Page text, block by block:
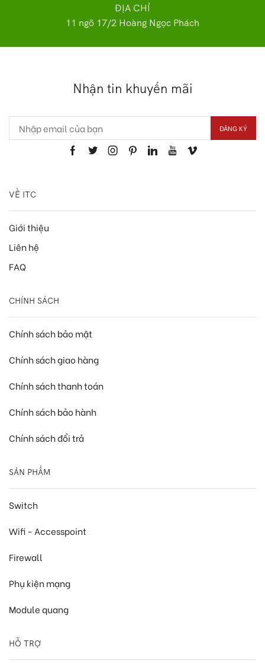
ĐỊA CHỈ
11 ngõ 17/2 Hoàng Ngọc Phách
Nhận tin khuyến mãi
VỀ ITC
Giới thiệu
Liên hệ
FAQ
CHÍNH SÁCH
Chính sách bảo mật
Chính sách giao hàng
Chính sách thanh toán
Chính sách bảo hành
Chính sách đổi trả
SẢN PHẨM
Switch
Wifi - Accesspoint
Firewall
Phụ kiện mạng
Module quang
HỖ TRỢ